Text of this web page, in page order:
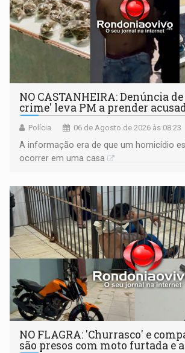
NO CASTANHEIRA: ​Denúncia
crime' leva PM a prender
Polícia 06 de Agosto de 2026 às 08:23
A informação era de que um homicídio
ocorrer em uma casa
NO FLAGRA: 'Churrasco' e
são presos com moto furtada e